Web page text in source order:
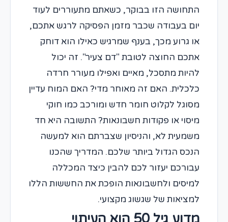
התחושה הזו בבוקר, כשאתם מתעוררים לעוד
יום בעבודה שכבר מזמן הפסיקה לרגש אתכם,
או גרוע מכך, בענף שמרגיש כאילו הוא דוחק
אתכם החוצה לטובת "דם צעיר". זה יכול
להיות מתסכל, מאיים ואפילו מעורר חרדה
כלכלית. האם זה מאוחר מדי? האם המוח עדיין
מסוגל לקלוט חומר חדש ומורכב כמו חוקי
מיסוי או פקודות חשבונאות? התשובה היא חד
משמעית לא, והניסיון שצברתם הוא למעשה
הנכס הגדול ביותר שלכם. המדריך שהכנו
עבורכם יעזור לכם להבין כיצד המכללה
למיסים ולחשבונאות הופכת את החששות הללו
למציאות של שגשוג מקצועי.
מדוע גיל 50 הוא העיתוי